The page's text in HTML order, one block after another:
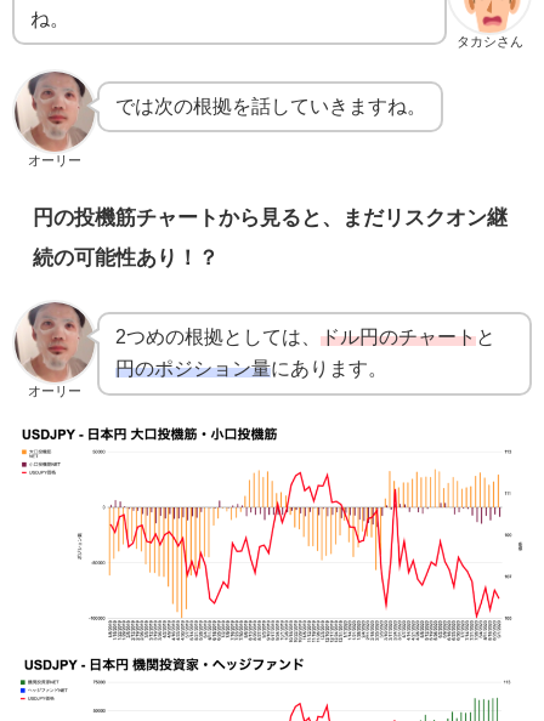
タカシさん
ね。
オーリー
では次の根拠を話していきますね。
円の投機筋チャートから見ると、まだリスクオン継
続の可能性あり！？
オーリー
2つめの根拠としては、 ドル円のチャートと
円のポジション量にあります。